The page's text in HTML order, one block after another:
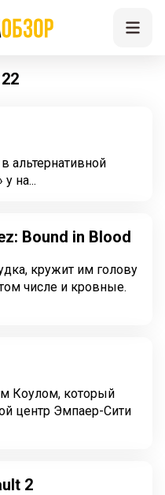
альтернативной
на...
Bound in Blood
кружит им голову
числе и кровные.
Коулом, который
центр Эмпаер-Сити
2